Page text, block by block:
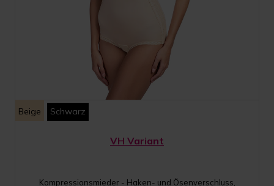
Beige Schwarz
VH Variant
Kompressionsmieder - Haken- und Ösenverschluss,